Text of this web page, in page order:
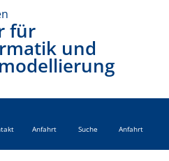
für
und
Anfahrt Suche Anfahrt